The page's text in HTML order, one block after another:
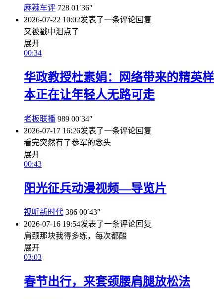
麻辣车评 728 01′36″
2026-07-22 10:02发表了一条评论回复
又被戳中泪点了
展开
00:34
华政教授杜素娟：网络带来的精英样
本正在让年轻人无路可走
老板联播 989 00′34″
2026-07-17 16:26发表了一条评论回复
看完突然有了参军的念头
展开
00:43
阳光征兵动漫视频—导览片
视听新时代 386 00′43″
2026-07-16 19:54发表了一条评论回复
肩颈那块我得多练，每次都酸
展开
03:03
春节出行，来套颈腰肩腿放松法